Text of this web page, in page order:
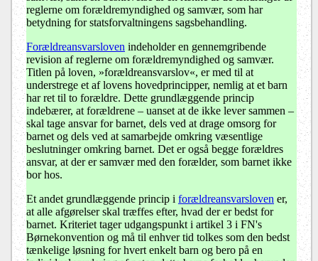
reglerne om forældremyndighed og samvær, som har
betydning for statsforvaltningens sagsbehandling.
Forældreansvarsloven indeholder en gennemgribende
revision af reglerne om forældremyndighed og samvær.
Titlen på loven, »forældreansvarslov«, er med til at
understrege et af lovens hovedprincipper, nemlig at et barn
har ret til to forældre. Dette grundlæggende princip
indebærer, at forældrene – uanset at de ikke lever sammen –
skal tage ansvar for barnet, dels ved at drage omsorg for
barnet og dels ved at samarbejde omkring væsentlige
beslutninger omkring barnet. Det er også begge forældres
ansvar, at der er samvær med den forælder, som barnet ikke
bor hos.
Et andet grundlæggende princip i forældreansvarsloven er,
at alle afgørelser skal træffes efter, hvad der er bedst for
barnet. Kriteriet tager udgangspunkt i artikel 3 i FN's
Børnekonvention og må til enhver tid tolkes som den bedst
tænkelige løsning for hvert enkelt barn og bero på en